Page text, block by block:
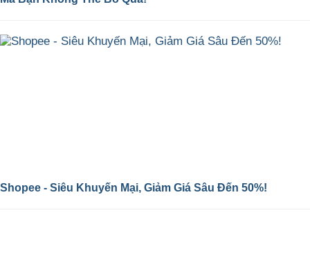
Shopee - Siêu Khuyến Mại, Giảm Giá Sâu Đến 50%!